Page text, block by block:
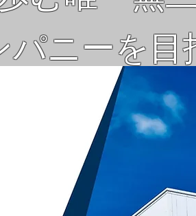
事業内容 グループ企業 採
ニーを目